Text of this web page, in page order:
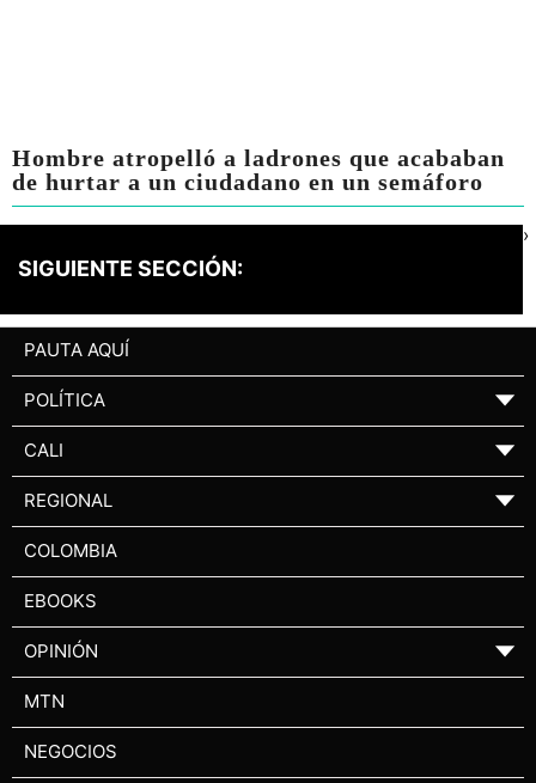
Hombre atropelló a ladrones que acababan
de hurtar a un ciudadano en un semáforo
SIGUIENTE SECCIÓN:
›
PAUTA AQUÍ
POLÍTICA ▼
CALI ▼
REGIONAL ▼
COLOMBIA
EBOOKS
OPINIÓN ▼
MTN
NEGOCIOS